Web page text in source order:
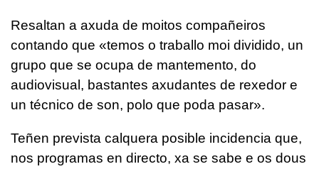
Resaltan a axuda de moitos compañeiros
contando que «temos o traballo moi dividido, un
grupo que se ocupa de mantemento, do
audiovisual, bastantes axudantes de rexedor e
un técnico de son, polo que poda pasar».
Teñen prevista calquera posible incidencia que,
nos programas en directo, xa se sabe e os dous